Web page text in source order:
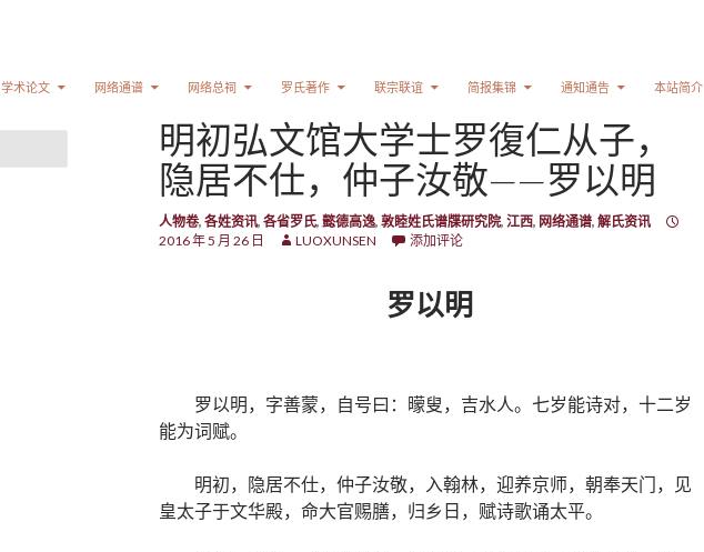
学术论文 网络通谱 网络总祠 罗氏著作 联宗联谊 简报集锦 通知通告 本站简介
明初弘文馆大学士罗復仁从子，
隐居不仕，仲子汝敬——罗以明
人物卷, 各姓资讯, 各省罗氏, 懿德高逸, 敦睦姓氏谱牒研究院, 江西, 网络通谱, 解氏资讯
2016 年 5 月 26 日
LUOXUNSEN 添加评论
罗以明
罗以明，字善蒙，自号曰：曚叟，吉水人。七岁能诗对，十二岁
能为词赋。
明初，隐居不仕，仲子汝敬，入翰林，迎养京师，朝奉天门，见
皇太子于文华殿，命大官赐膳，归乡日，赋诗歌诵太平。